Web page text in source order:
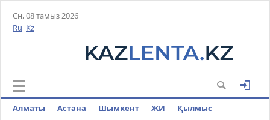
Сн, 08 тамыз 2026
Ru Kz
Алматы Астана Шымкент ЖИ
Қылмыс